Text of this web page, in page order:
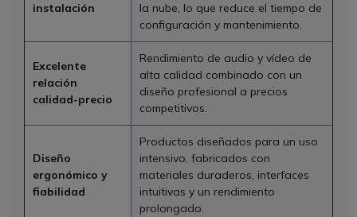
instalación
la nube, lo que reduce el tiempo de
configuración y mantenimiento.
Excelente
relación
calidad-precio
Rendimiento de audio y vídeo de
alta calidad combinado con un
diseño profesional a precios
competitivos.
Diseño
ergonómico y
fiabilidad
Productos diseñados para un uso
intensivo, fabricados con
materiales duraderos, interfaces
intuitivas y un rendimiento
prolongado.